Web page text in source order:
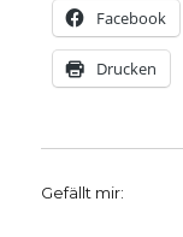
Facebook
Drucken
Gefällt mir: